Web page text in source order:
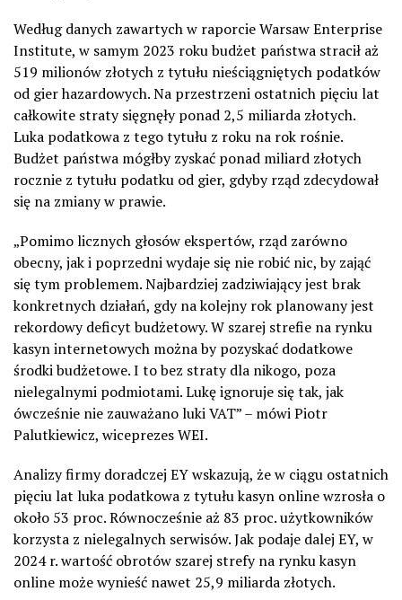
Według danych zawartych w raporcieWarsawEnterprise
Institute, w samym 2023 roku budżet państwa stracił aż
519 milionów złotych z tytułu nieściągniętych podatków
od gier hazardowych. Na przestrzeni ostatnich pięciu lat
całkowite straty sięgnęły ponad 2,5 miliarda złotych.
Luka podatkowa z tego tytułu z roku na rok rośnie.
Budżet państwa mógłby zyskać ponad miliard złotych
rocznie z tytułu podatku od gier, gdyby rząd zdecydował
się na zmiany w prawie.
„Pomimo licznych głosów ekspertów, rząd zarówno
obecny, jak i poprzedni wydaje się nie robić nic, by zająć
się tym problemem. Najbardziej zadziwiający jest brak
konkretnych działań, gdy na kolejny rok planowany jest
rekordowy deficyt budżetowy. W szarej strefie na rynku
kasyn internetowych można by pozyskać dodatkowe
środki budżetowe. I to bez straty dla nikogo, poza
nielegalnymi podmiotami.Lukę ignoruje się tak, jak
ówcześnie nie zauważano luki VAT”– mówiPiotr
Palutkiewicz, wiceprezesWEI.
Analizy firmy doradczej EY wskazują, że w ciągu ostatnich
pięciu lat luka podatkowa z tytułu kasyn online wzrosła o
około 53 proc. Równocześnie aż 83 proc. użytkowników
korzysta z nielegalnych serwisów. Jak podaje dalej EY, w
2024 r. wartość obrotów szarej strefy na rynku kasyn
online może wynieść nawet 25,9 miliarda złotych.